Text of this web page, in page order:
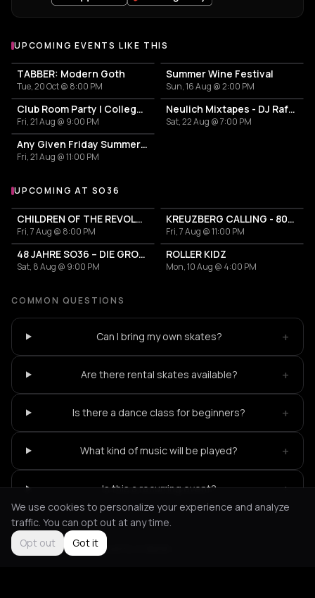
UPCOMING EVENTS LIKE THIS
TABBER: Modern Goth
Tue, 20 Oct @ 8:00 PM
Summer Wine Festival
Sun, 16 Aug @ 2:00 PM
Club Room Party | College Break Out
Fri, 21 Aug @ 9:00 PM
Neulich Mixtapes - DJ Rafa Paella
Sat, 22 Aug @ 7:00 PM
Any Given Friday Summernights
Fri, 21 Aug @ 11:00 PM
More events at SO36
UPCOMING AT SO36
CHILDREN OF THE REVOLUTION
Fri, 7 Aug @ 8:00 PM
KREUZBERG CALLING - 80s / 90s und Perlen von heute
Fri, 7 Aug @ 11:00 PM
48 JAHRE SO36 – DIE GROSSE GEBURTSTAGSSAUSE
Sat, 8 Aug @ 9:00 PM
ROLLER KIDZ
Mon, 10 Aug @ 4:00 PM
COMMON QUESTIONS
Can I bring my own skates? +
Are there rental skates available? +
Is there a dance class for beginners? +
What kind of music will be played? +
Is this a recurring event? +
Not feeling it? All events in Berlin
We use cookies to personalize your experience and analyze
traffic. You can opt out at any time.
Opt out
Got it